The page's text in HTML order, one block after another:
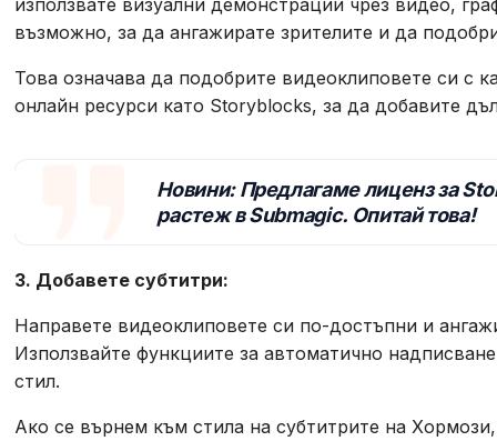
възможно, за да ангажирате зрителите и да
Това означава да подобрите видеоклиповете си с
онлайн ресурси като Storyblocks, за да добавите
Новини: Предлагаме лиценз за
растеж в Submagic. Опитай това!
3. Добавете субтитри:
Направете видеоклиповете си по-достъпни и
Използвайте функциите за автоматично
стил.
Ако се върнем към стила на субтитрите на